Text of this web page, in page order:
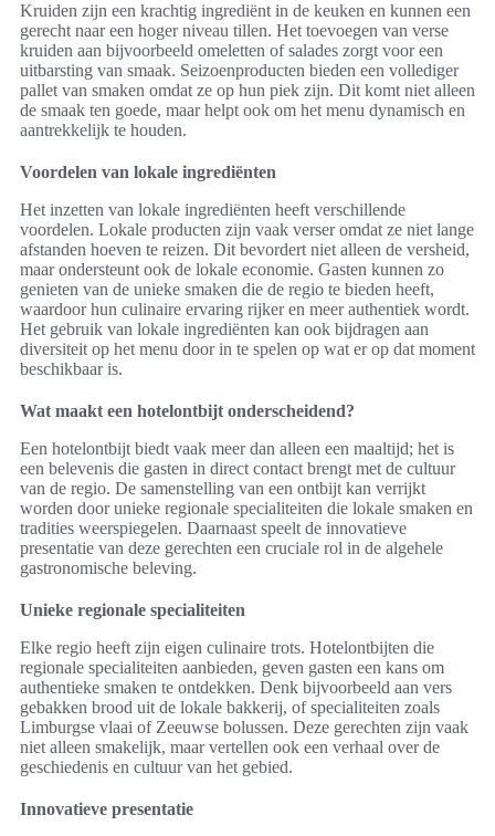
Kruiden zijn een krachtig ingrediënt in de keuken en kunnen een
gerecht naar een hoger niveau tillen. Het toevoegen van verse
kruiden aan bijvoorbeeld omeletten of salades zorgt voor een
uitbarsting van smaak. Seizoenproducten bieden een vollediger
pallet van smaken omdat ze op hun piek zijn. Dit komt niet alleen
de smaak ten goede, maar helpt ook om het menu dynamisch en
aantrekkelijk te houden.
Voordelen van lokale ingrediënten
Het inzetten van lokale ingrediënten heeft verschillende
voordelen. Lokale producten zijn vaak verser omdat ze niet lange
afstanden hoeven te reizen. Dit bevordert niet alleen de versheid,
maar ondersteunt ook de lokale economie. Gasten kunnen zo
genieten van de unieke smaken die de regio te bieden heeft,
waardoor hun culinaire ervaring rijker en meer authentiek wordt.
Het gebruik van lokale ingrediënten kan ook bijdragen aan
diversiteit op het menu door in te spelen op wat er op dat moment
beschikbaar is.
Wat maakt een hotelontbijt onderscheidend?
Een hotelontbijt biedt vaak meer dan alleen een maaltijd; het is
een belevenis die gasten in direct contact brengt met de cultuur
van de regio. De samenstelling van een ontbijt kan verrijkt
worden door unieke regionale specialiteiten die lokale smaken en
tradities weerspiegelen. Daarnaast speelt de innovatieve
presentatie van deze gerechten een cruciale rol in de algehele
gastronomische beleving.
Unieke regionale specialiteiten
Elke regio heeft zijn eigen culinaire trots. Hotelontbijten die
regionale specialiteiten aanbieden, geven gasten een kans om
authentieke smaken te ontdekken. Denk bijvoorbeeld aan vers
gebakken brood uit de lokale bakkerij, of specialiteiten zoals
Limburgse vlaai of Zeeuwse bolussen. Deze gerechten zijn vaak
niet alleen smakelijk, maar vertellen ook een verhaal over de
geschiedenis en cultuur van het gebied.
Innovatieve presentatie